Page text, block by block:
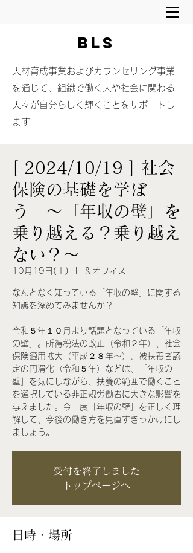
BLS
​人材育成事業およびカウンセリング事業
を通じて、組織で働く人や社会に関わる
人々が自分らしく輝くことをサポートし
ます
[ 2024/10/19 ] 社会
保険の基礎を学ぼ
う 〜「年収の壁」を
乗り越える？乗り越え
ない？～
10月19日(土) ＆オフィス
なんとなく知っている「年収の壁」に関する
知識を深めてみませんか？
令和５年１０月より話題となっている「年収
の壁」。所得税法の改正（令和２年）、社会
保険適用拡大（平成２８年～）、被扶養者認
定の円滑化（令和５年）などは、「年収の
壁」を気にしながら、扶養の範囲で働くこと
を選択している非正規労働者に大きな影響を
与えました。今一度「年収の壁」を正しく理
解して、今後の働き方を見直すきっかけにし
ましょう。
受付を終了しました
トップページへ
日時・場所